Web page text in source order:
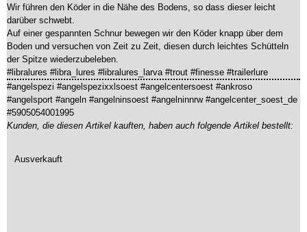
Wir führen den Köder in die Nähe des Bodens, so dass dieser leicht
darüber schwebt.
Auf einer gespannten Schnur bewegen wir den Köder knapp über dem
Boden und versuchen von Zeit zu Zeit, diesen durch leichtes Schütteln
der Spitze wiederzubeleben.
#libralures #libra_lures #libralures_larva #trout #finesse #trailerlure
#angelspezi #angelspezixxlsoest #angelcentersoest #ankroso
#angelsport #angeln #angelninsoest #angelninnrw #angelcenter_soest_de
#5905054001995
Kunden, die diesen Artikel kauften, haben auch folgende Artikel bestellt:
Ausverkauft